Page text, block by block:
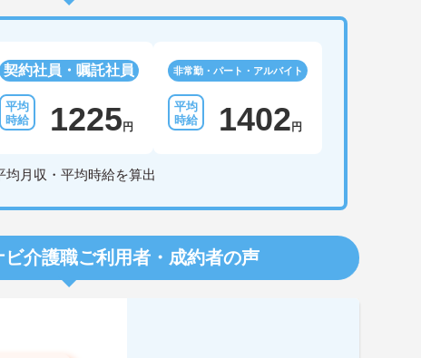
契約社員・嘱託社員
1225 円
非常勤・パート・アルバイト
1402 円
月収・平均時給を算出
ビ介護職ご利用者・成約者の声